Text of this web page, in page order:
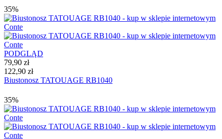
35%
PODGLĄD
79,90 zł
122,90 zł
Biustonosz TATOUAGE RB1040
35%